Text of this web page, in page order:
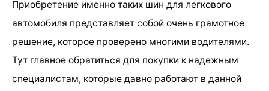
Приобретение именно таких шин для легкового
автомобиля представляет собой очень грамотное
решение, которое проверено многими водителями.
Тут главное обратиться для покупки к надежным
специалистам, которые давно работают в данной